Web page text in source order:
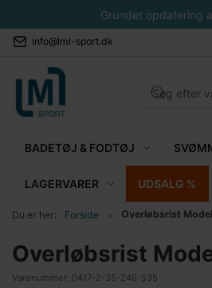
Grundet opdatering
info@lml-sport.dk
BADETØJ & FODTØJ
LAGERVARER UDSALG %
Du er her: Forside Overløbsrist
Overløbsrist
Varenummer: 0417-2-35-246-535